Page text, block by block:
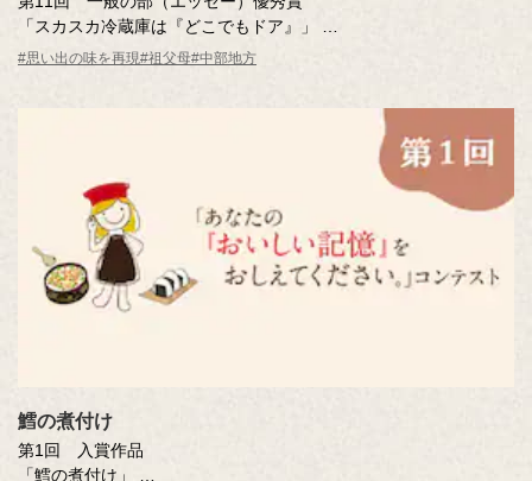
「スカスカ冷蔵庫は『どこでもドア』」
中島 藍さん（愛知県・41歳）
#思い出の味を再現#祖父母#中部地方
鱈の煮付け
第1回 入賞作品
「鱈の煮付け」